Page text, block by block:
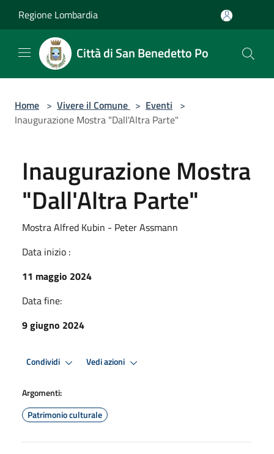
Regione Lombardia
Città di San Benedetto Po
Home > Vivere il Comune > Eventi >
Inaugurazione Mostra "Dall'Altra Parte"
Inaugurazione Mostra
"Dall'Altra Parte"
Mostra Alfred Kubin - Peter Assmann
Data inizio :
11 maggio 2024
Data fine:
9 giugno 2024
Condividi Vedi azioni
Argomenti:
Patrimonio culturale